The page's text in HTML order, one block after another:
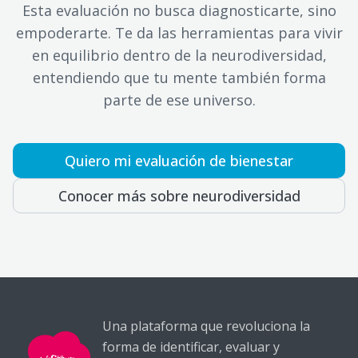
Esta evaluación no busca diagnosticarte, sino
empoderarte. Te da las herramientas para vivir
en equilibrio dentro de la neurodiversidad,
entendiendo que tu mente también forma
parte de ese universo.
Quiero mi evaluación de bienestar
Conocer más sobre neurodiversidad
Una plataforma que revoluciona la
forma de identificar, evaluar y